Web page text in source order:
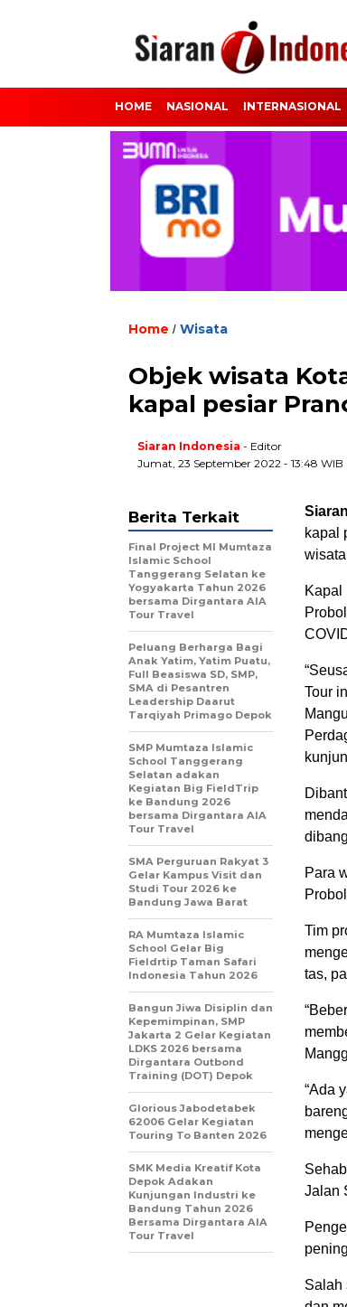
HOME NASIONAL INTERNASIONAL
Home / Wisata
Objek wisata
kapal pesiar
Siaran Indonesia - Editor
Jumat, 23 September 2022 - 13:48 WIB
kapal
Kapal
Tour
Para
Tim
tas,
“Ada
Jalan
Salah
Berita Terkait
Final Project MI Mumtaza
Islamic School
Tanggerang Selatan ke
Yogyakarta Tahun 2026
bersama Dirgantara AIA
Tour Travel
Peluang Berharga Bagi
Anak Yatim, Yatim Puatu,
Full Beasiswa SD, SMP,
SMA di Pesantren
Leadership Daarut
Tarqiyah Primago Depok
SMP Mumtaza Islamic
School Tanggerang
Selatan adakan
Kegiatan Big FieldTrip
ke Bandung 2026
bersama Dirgantara AIA
Tour Travel
SMA Perguruan Rakyat 3
Gelar Kampus Visit dan
Studi Tour 2026 ke
Bandung Jawa Barat
RA Mumtaza Islamic
School Gelar Big
Fieldrtip Taman Safari
Indonesia Tahun 2026
Bangun Jiwa Disiplin dan
Kepemimpinan, SMP
Jakarta 2 Gelar Kegiatan
LDKS 2026 bersama
Dirgantara Outbond
Training (DOT) Depok
Glorious Jabodetabek
62006 Gelar Kegiatan
Touring To Banten 2026
SMK Media Kreatif Kota
Depok Adakan
Kunjungan Industri ke
Bandung Tahun 2026
Bersama Dirgantara AIA
Tour Travel